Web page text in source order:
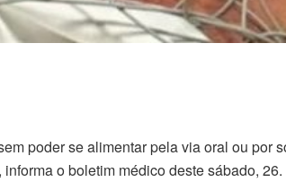
poder se alimentar pela via oral ou por
o boletim médico deste sábado,